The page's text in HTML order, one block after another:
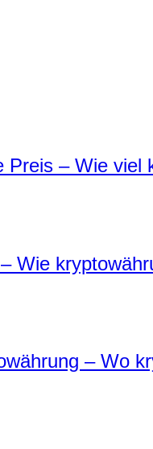
Preis – Wie viel
Wie
– Wo